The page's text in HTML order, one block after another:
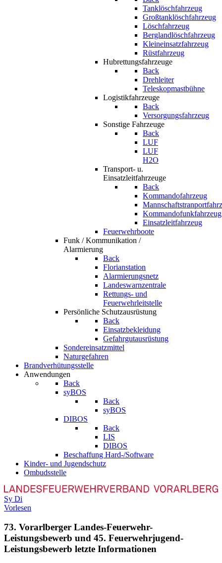
Tanklöschfahrzeug
Großtanklöschfahrzeug
Löschfahrzeug
Berglandlöschfahrzeug
Kleineinsatzfahrzeug
Rüstfahrzeug
Hubrettungsfahrzeuge
Back
Drehleiter
Teleskopmastbühne
Logistikfahrzeuge
Back
Versorgungsfahrzeug
Sonstige Fahrzeuge
Back
LUF
LUF
H2O
Transport- u.
Einsatzleitfahrzeuge
Back
Kommandofahrzeug
Kommandofunkfahrzeug
Einsatzleitfahrzeug
Feuerwehrboote
Funk / Kommunikation /
Alarmierung
Back
Florianstation
Alarmierungsnetz
Landeswarnzentrale
Rettungs- und
Feuerwehrleitstelle
Persönliche Schutzausrüstung
Back
Einsatzbekleidung
Gefahrgutausrüstung
Sondereinsatzmittel
Naturgefahren
Brandverhütungsstelle
Anwendungen
Back
syBOS
Back
syBOS
DIBOS
Back
LIS
DIBOS
Beschaffung Hard-/Software
Kinder- und Jugendschutz
Ombudsstelle
Sy Di
Vorlesen
73. Vorarlberger Landes-Feuerwehr-
Leistungsbewerb und 45. Feuerwehrjugend-
Leistungsbewerb letzte Informationen